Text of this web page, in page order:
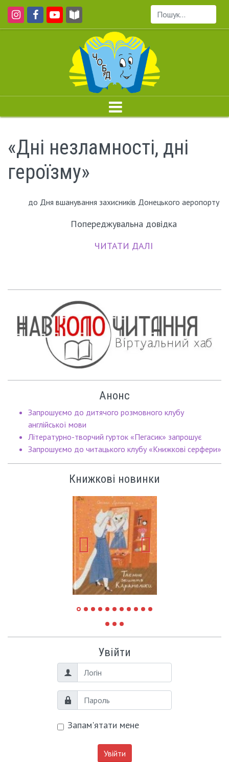
Пошук...
«Дні незламності, дні
героїзму»
до Дня вшанування захисників Донецького аеропорту
Попереджувальна довідка
ЧИТАТИ ДАЛІ
Анонс
Запрошуємо до дитячого розмовного клубу
англійської мови
Літературно-творчий гурток «Пегасик» запрошує
Запрошуємо до читацького клубу «Книжкові серфери»
Книжкові новинки
Увійти
Логін
Пароль
Запам'ятати мене
Увійти